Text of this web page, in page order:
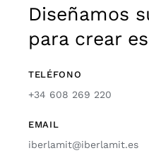
Diseñamos
para crear
TELÉFONO
+34 608 269 220
EMAIL
iberlamit@iberlamit.es